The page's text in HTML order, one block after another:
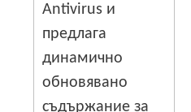
Antivirus и
предлага
динамично
обновявано
съдържание за